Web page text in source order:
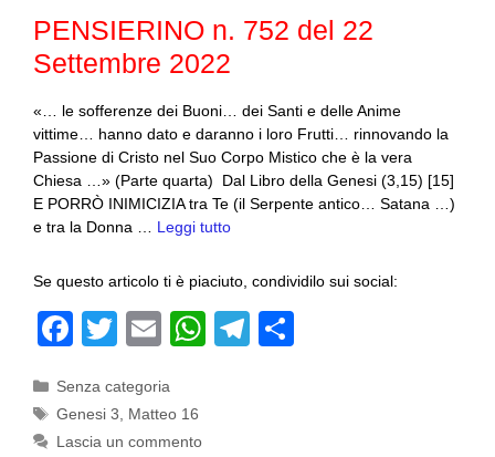
o
k
p
PENSIERINO n. 752 del 22
Settembre 2022
«… le sofferenze dei Buoni… dei Santi e delle Anime
vittime… hanno dato e daranno i loro Frutti… rinnovando la
Passione di Cristo nel Suo Corpo Mistico che è la vera
Chiesa …» (Parte quarta) Dal Libro della Genesi (3,15) [15]
E PORRÒ INIMICIZIA tra Te (il Serpente antico… Satana …)
e tra la Donna … Leggi tutto
Se questo articolo ti è piaciuto, condividilo sui social:
F
c
e
T
tt
er
E
ail
W
T
Categorie
Senza categoria
Tag
Genesi 3
Matteo 16
Lascia un commento